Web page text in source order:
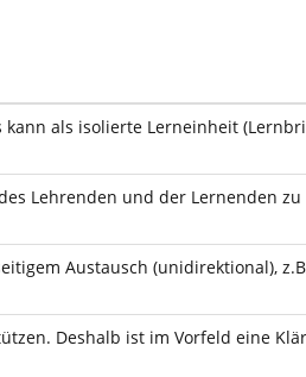
als isolierte Lerneinheit
Lehrenden und der Lernenden
Austausch (unidirektional),
Deshalb ist im Vorfeld eine